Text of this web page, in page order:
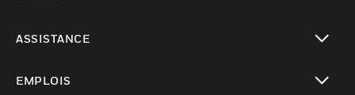
ASSISTANCE
EMPLOIS